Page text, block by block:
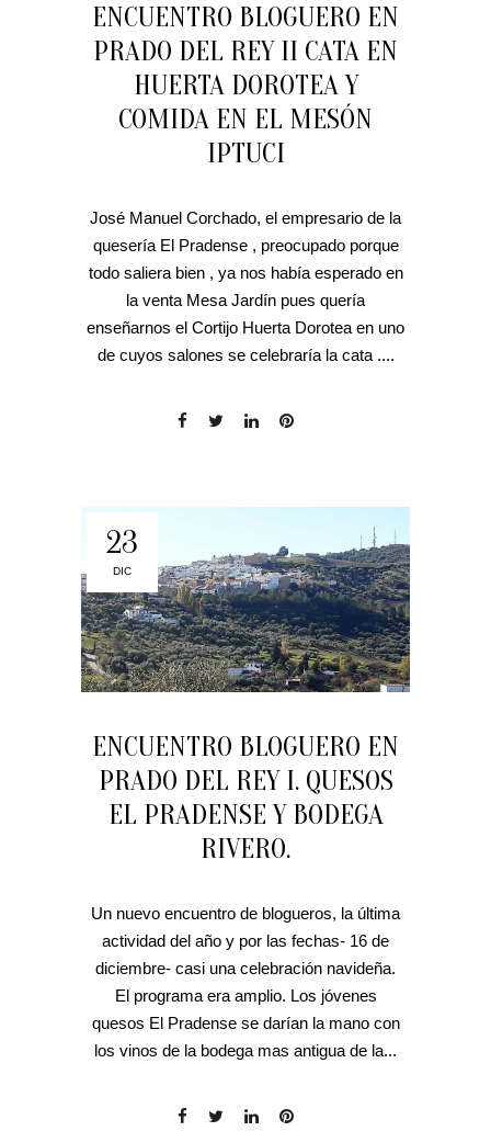
ENCUENTRO BLOGUERO EN
PRADO DEL REY II CATA EN
HUERTA DOROTEA Y
COMIDA EN EL MESÓN
IPTUCI
José Manuel Corchado, el empresario de la
quesería El Pradense , preocupado porque
todo saliera bien , ya nos había esperado en
la venta Mesa Jardín pues quería
enseñarnos el Cortijo Huerta Dorotea en uno
de cuyos salones se celebraría la cata ....
23
DIC
ENCUENTRO BLOGUERO EN
PRADO DEL REY I. QUESOS
EL PRADENSE Y BODEGA
RIVERO.
Un nuevo encuentro de blogueros, la última
actividad del año y por las fechas- 16 de
diciembre- casi una celebración navideña.
El programa era amplio. Los jóvenes
quesos El Pradense se darían la mano con
los vinos de la bodega mas antigua de la...